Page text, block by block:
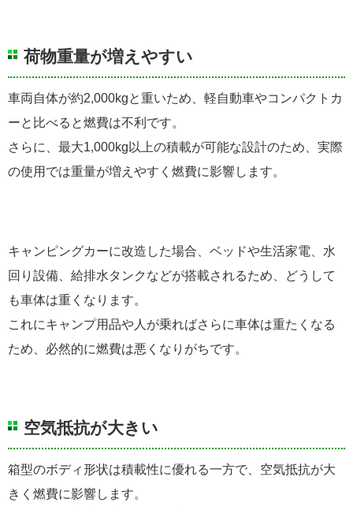
荷物重量が増えやすい
車両自体が約2,000kgと重いため、軽自動車やコンパクトカ
ーと比べると燃費は不利です。
さらに、最大1,000kg以上の積載が可能な設計のため、実際
の使用では重量が増えやすく燃費に影響します。
キャンピングカーに改造した場合、ベッドや生活家電、水
回り設備、給排水タンクなどが搭載されるため、どうして
も車体は重くなります。
これにキャンプ用品や人が乗ればさらに車体は重たくなる
ため、必然的に燃費は悪くなりがちです。
空気抵抗が大きい
箱型のボディ形状は積載性に優れる一方で、空気抵抗が大
きく燃費に影響します。